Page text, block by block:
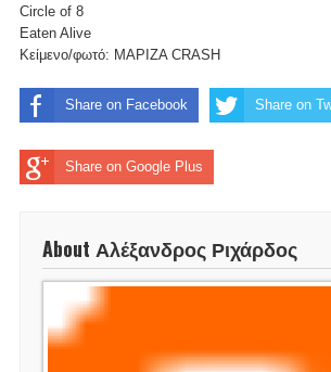
Circle of 8
Eaten Alive
Κείμενο/φωτό: ΜΑΡΙΖΑ CRASH
Share on Facebook Share on
Share on Google Plus
About Αλέξανδρος Ριχάρδος